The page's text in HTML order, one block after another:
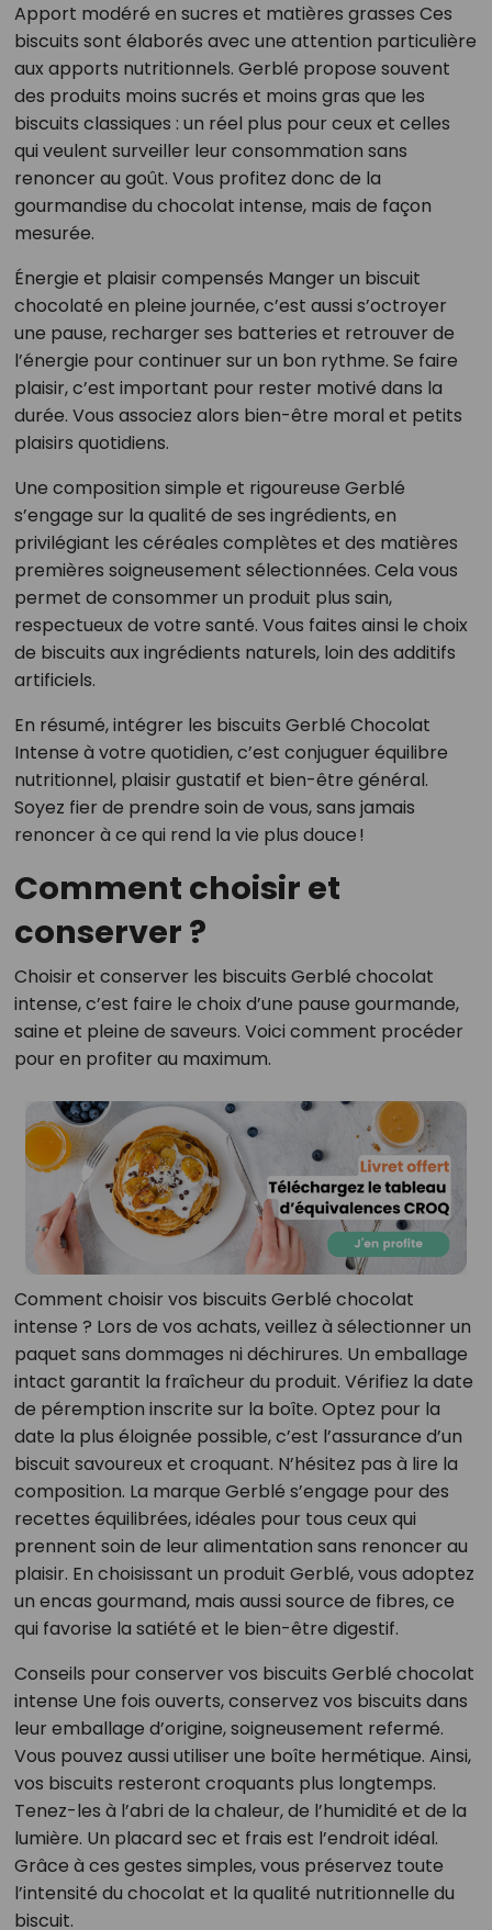
Apport modéré en sucres et matières grasses Ces
biscuits sont élaborés avec une attention particulière
aux apports nutritionnels. Gerblé propose souvent
des produits moins sucrés et moins gras que les
biscuits classiques : un réel plus pour ceux et celles
qui veulent surveiller leur consommation sans
renoncer au goût. Vous profitez donc de la
gourmandise du chocolat intense, mais de façon
mesurée.
Énergie et plaisir compensés Manger un biscuit
chocolaté en pleine journée, c’est aussi s’octroyer
une pause, recharger ses batteries et retrouver de
l’énergie pour continuer sur un bon rythme. Se faire
plaisir, c’est important pour rester motivé dans la
durée. Vous associez alors bien-être moral et petits
plaisirs quotidiens.
Une composition simple et rigoureuse Gerblé
s’engage sur la qualité de ses ingrédients, en
privilégiant les céréales complètes et des matières
premières soigneusement sélectionnées. Cela vous
permet de consommer un produit plus sain,
respectueux de votre santé. Vous faites ainsi le choix
de biscuits aux ingrédients naturels, loin des additifs
artificiels.
En résumé, intégrer les biscuits Gerblé Chocolat
Intense à votre quotidien, c’est conjuguer équilibre
nutritionnel, plaisir gustatif et bien-être général.
Soyez fier de prendre soin de vous, sans jamais
renoncer à ce qui rend la vie plus douce !
Comment choisir et
conserver ?
Choisir et conserver les biscuits Gerblé chocolat
intense, c’est faire le choix d’une pause gourmande,
saine et pleine de saveurs. Voici comment procéder
pour en profiter au maximum.
Comment choisir vos biscuits Gerblé chocolat
intense ? Lors de vos achats, veillez à sélectionner un
paquet sans dommages ni déchirures. Un emballage
intact garantit la fraîcheur du produit. Vérifiez la date
de péremption inscrite sur la boîte. Optez pour la
date la plus éloignée possible, c’est l’assurance d’un
biscuit savoureux et croquant. N’hésitez pas à lire la
composition. La marque Gerblé s’engage pour des
recettes équilibrées, idéales pour tous ceux qui
prennent soin de leur alimentation sans renoncer au
plaisir. En choisissant un produit Gerblé, vous adoptez
un encas gourmand, mais aussi source de fibres, ce
qui favorise la satiété et le bien-être digestif.
Conseils pour conserver vos biscuits Gerblé chocolat
intense Une fois ouverts, conservez vos biscuits dans
leur emballage d’origine, soigneusement refermé.
Vous pouvez aussi utiliser une boîte hermétique. Ainsi,
vos biscuits resteront croquants plus longtemps.
Tenez-les à l’abri de la chaleur, de l’humidité et de la
lumière. Un placard sec et frais est l’endroit idéal.
Grâce à ces gestes simples, vous préservez toute
l’intensité du chocolat et la qualité nutritionnelle du
biscuit.